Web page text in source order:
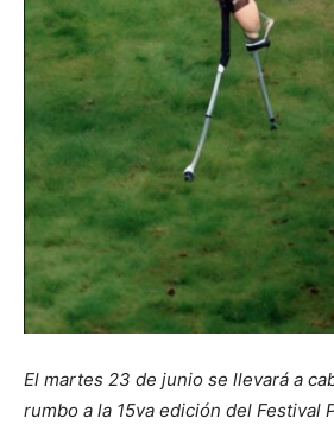
El martes 23 de junio se llevará a
rumbo a la 15va edición del Festival